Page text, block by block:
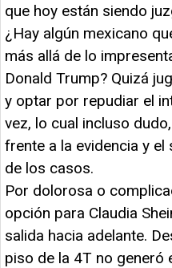
que hoy están siendo
¿Hay algún mexicano
más allá de lo
Donald Trump? Quizá
y optar por repudiar el
vez, lo cual incluso
frente a la evidencia y
de los casos.
Por dolorosa o
opción para Claudia
salida hacia adelante.
piso de la 4T no generó